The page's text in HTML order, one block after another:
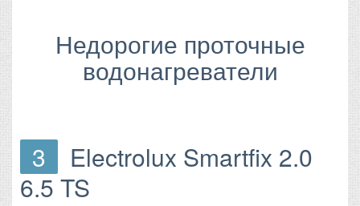
Недорогие проточные
водонагреватели
3
Electrolux Smartfix 2.0
6.5 TS